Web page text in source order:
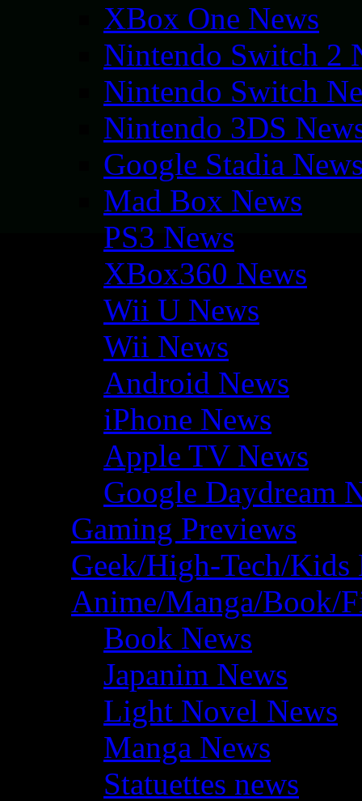
XBox One News
Nintendo Switch 2
Nintendo Switch
Nintendo 3DS
Google Stadia
Mad Box News
PS3 News
XBox360 News
Wii U News
Wii News
Android News
iPhone News
Apple TV News
Google Daydream
Gaming Previews
Geek/High-Tech/Kids
Anime/Manga/Book/
Book News
Japanim News
Light Novel News
Manga News
Statuettes news